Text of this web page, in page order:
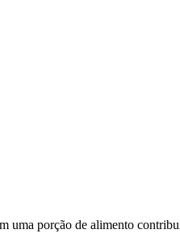
porção de alimento